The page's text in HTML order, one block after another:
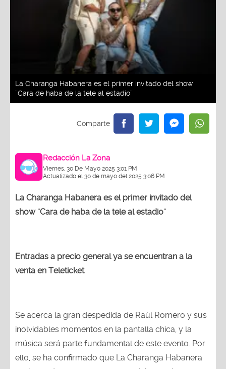
La Charanga Habanera es el primer invitado del show
¨Cara de haba de la tele al estadio¨
Viernes, 30 De Mayo 2025 3:01 PM
Actualizado el 30 de mayo del 2025 3:06 PM
show ¨Cara de haba de la tele al estadio¨
venta en Teleticket
inolvidables momentos en la pantalla chica, y la
música será parte fundamental de este evento. Por
ello, se ha confirmado que La Charanga Habanera
será uno de los grupos que pondrán a todos a